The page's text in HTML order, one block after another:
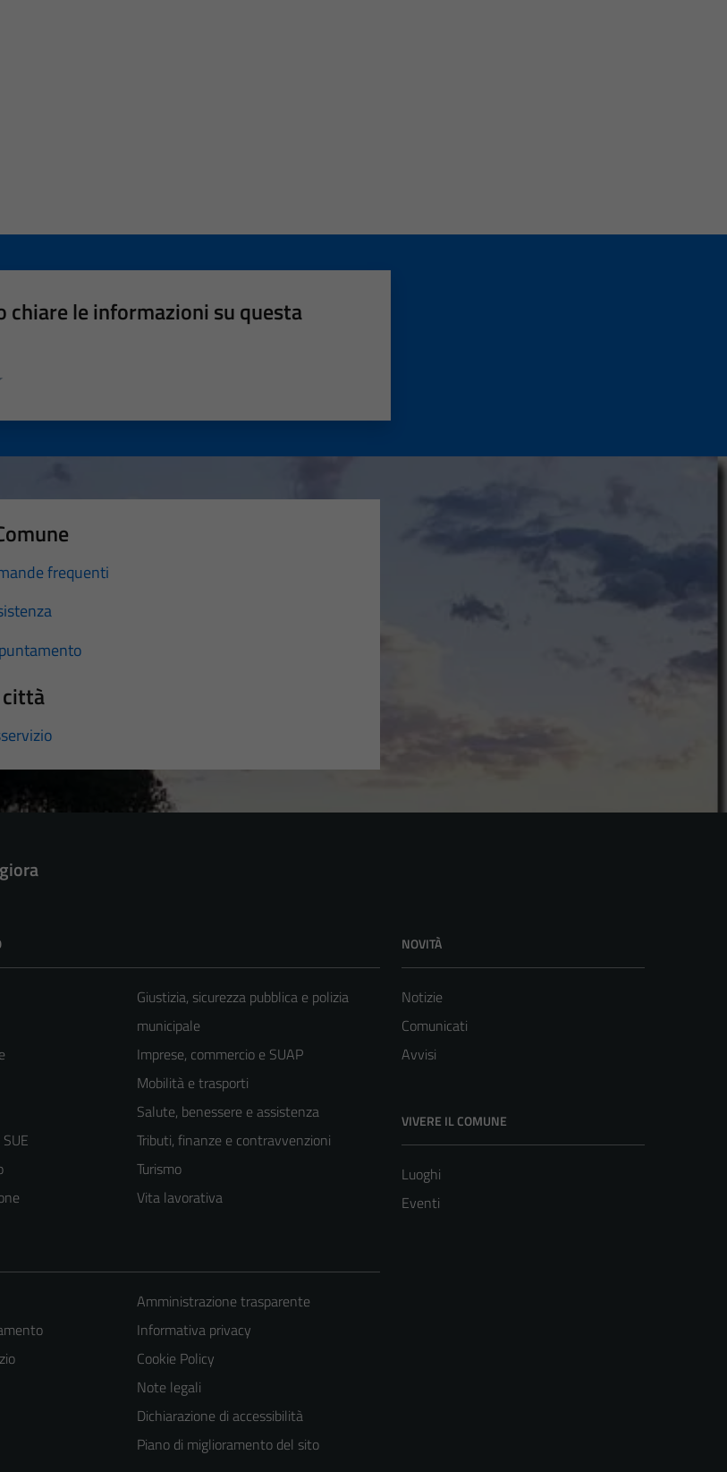
chiare le informazioni su questa
frequenti
Giustizia, sicurezza pubblica e polizia
municipale
Imprese, commercio e SUAP
Mobilità e trasporti
Salute, benessere e assistenza
Tributi, finanze e contravvenzioni
Turismo
Vita lavorativa
NOVITÀ
Notizie
Comunicati
Avvisi
VIVERE IL COMUNE
Luoghi
Eventi
Amministrazione trasparente
Informativa privacy
Cookie Policy
Note legali
Dichiarazione di accessibilità
Piano di miglioramento del sito
Tecnici
Questi cookie